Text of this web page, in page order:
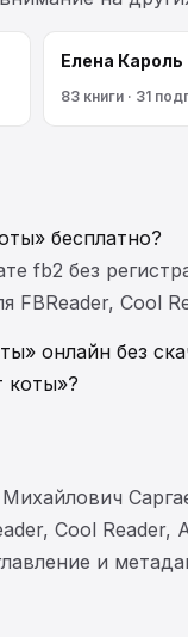
Елена Кароль
83 книги · 31
бесплатно?
fb2 без
Cool
онлайн без
коты»?
Cool
и